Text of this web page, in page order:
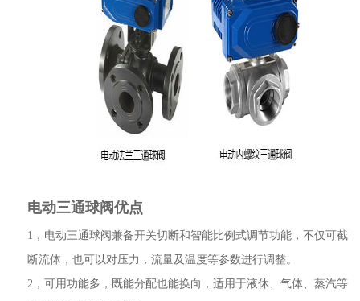
电动三通球阀优点
1，电动三通球阀兼备开关切断和智能比例式调节功能，不仅可截
断流体，也可以对压力，流量及温度等参数进行调整。
2，可用功能多，既能分配也能换向，适用于液休、气体、蒸汽等